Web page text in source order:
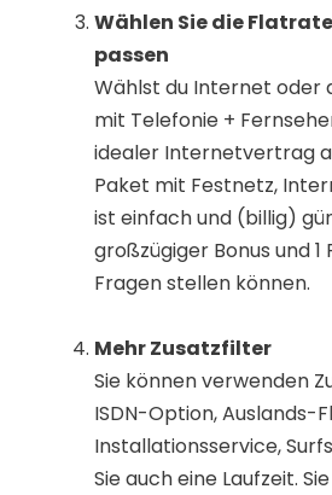
Wählen Sie die
passen
Wählst du Internet oder
mit Telefonie +
idealer Internetvertrag
Paket mit Festnetz,
ist einfach und (billig)
großzügiger Bonus und 1
Fragen stellen können.
Mehr Zusatzfilter
Sie können verwenden
ISDN-Option, Auslands-
Installationsservice,
Sie auch eine Laufzeit.